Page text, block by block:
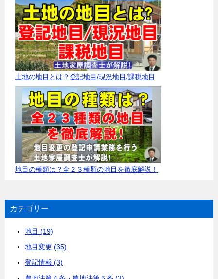
土地の地目とは？登記地目/現況地目/課税地目
地目の種類は？全２３種類の地目を徹底解説！
カテゴリー
地目 (19)
地目変更 (35)
登記情報 (3)